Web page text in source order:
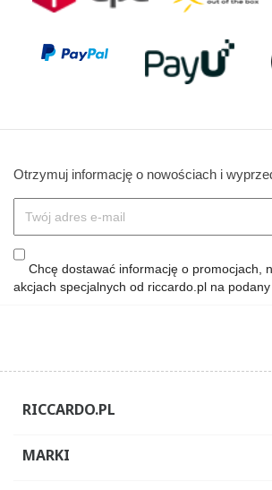
Otrzymuj informację o nowościach i
Chcę dostawać informację o promocjach,
akcjach specjalnych od riccardo.pl na
RICCARDO.PL
MARKI